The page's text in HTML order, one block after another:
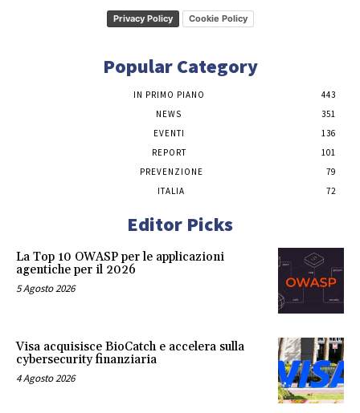
Privacy Policy Cookie Policy
Popular Category
IN PRIMO PIANO
443
NEWS
351
EVENTI
136
REPORT
101
PREVENZIONE
79
ITALIA
72
Editor Picks
La Top 10 OWASP per le applicazioni
agentiche per il 2026
5 Agosto 2026
Visa acquisisce BioCatch e accelera sulla
cybersecurity finanziaria
4 Agosto 2026